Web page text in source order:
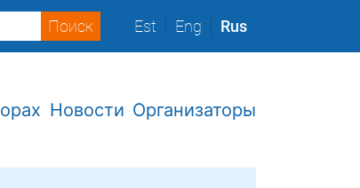
Est Eng Rus
Новости Организаторы